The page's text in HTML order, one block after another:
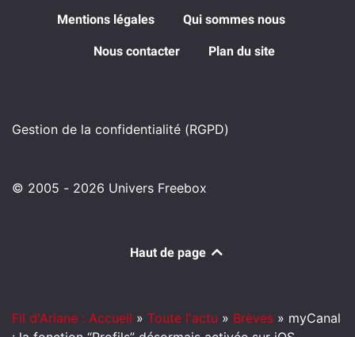
Mentions légales Qui sommes nous
Nous contacter Plan du site
Gestion de la confidentialité (RGPD)
© 2005 - 2026 Univers Freebox
Haut de page
Fil d'Ariane : Accueil » Toute l'actu » Brèves » myCanal